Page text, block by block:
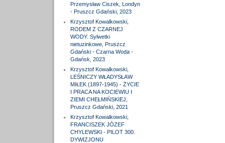
Przemysław Ciszek, Londyn
- Pruszcz Gdański, 2023
Krzysztof Kowalkowski,
RODEM Z CZARNEJ
WODY. Sylwetki
nietuzinkowe, Pruszcz
Gdański - Czarna Woda -
Gdańsk, 2023
Krzysztof Kowalkowski,
LEŚNICZY WŁADYSŁAW
MIŁEK (1897-1945) - ŻYCIE
I PRACA NA KOCIEWIU I
ZIEMI CHEŁMIŃSKIEJ,
Pruszcz Gdański, 2021
Krzysztof Kowalkowski,
FRANCISZEK JÓZEF
CHYLEWSKI - PILOT 300.
DYWIZJONU